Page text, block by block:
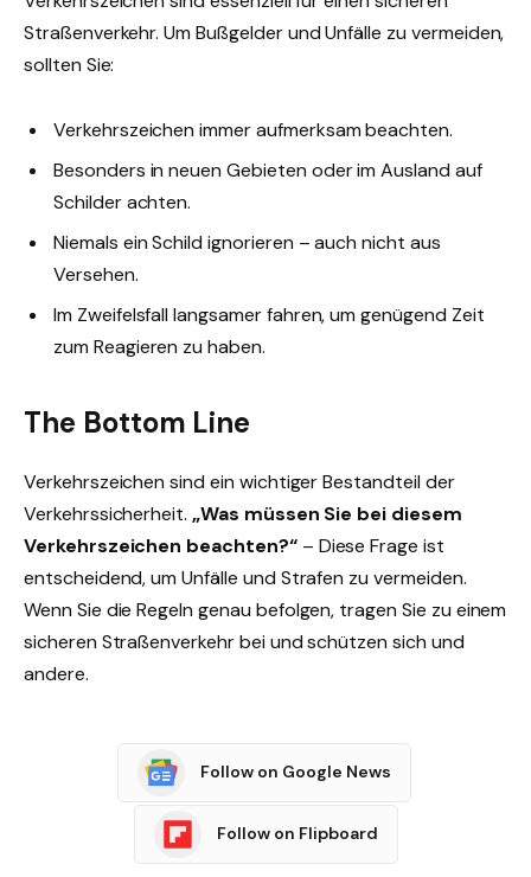
Straßenverkehr. Um Bußgelder und Unfälle zu vermeiden,
sollten Sie:
Verkehrszeichen immer aufmerksam beachten.
Besonders in neuen Gebieten oder im Ausland auf
Schilder achten.
Niemals ein Schild ignorieren – auch nicht aus
Versehen.
Im Zweifelsfall langsamer fahren, um genügend Zeit
zum Reagieren zu haben.
The Bottom Line
Verkehrszeichen sind ein wichtiger Bestandteil der
Verkehrssicherheit.„Was müssen Sie bei diesem
Verkehrszeichen beachten?“– Diese Frage ist
entscheidend, um Unfälle und Strafen zu vermeiden.
Wenn Sie die Regeln genau befolgen, tragen Sie zu einem
sicheren Straßenverkehr bei und schützen sich und
andere.
Follow on Google News
Follow on Flipboard